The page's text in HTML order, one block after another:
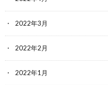
2022年3月
2022年2月
2022年1月